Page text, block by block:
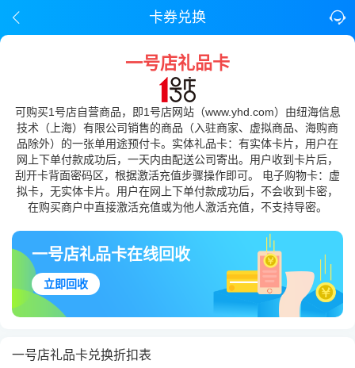
卡券兑换
一号店礼品卡
可购买1号店自营商品，即1号店网站（www.yhd.com）由纽海信息
技术（上海）有限公司销售的商品（入驻商家、虚拟商品、海购商
品除外）的一张单用途预付卡。实体礼品卡：有实体卡片，用户在
网上下单付款成功后，一天内由配送公司寄出。用户收到卡片后，
刮开卡背面密码区，根据激活充值步骤操作即可。 电子购物卡：虚
拟卡，无实体卡片。用户在网上下单付款成功后，不会收到卡密，
在购买商户中直接激活充值或为他人激活充值，不支持导密。
一号店礼品卡在线回收
立即回收
一号店礼品卡兑换折扣表